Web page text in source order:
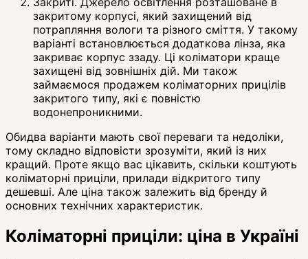
закритому корпусі, який захищений від
потрапляння вологи та різного сміття. У такому
варіанті встановлюється додаткова лінза, яка
закриває корпус ззаду. Ці коліматори краще
захищені від зовнішніх дій. Ми також
займаємося продажем коліматорних прицілів
закритого типу, які є повністю
водонепроникними.
Обидва варіанти мають свої переваги та недоліки,
тому складно відповісти зрозуміти, який із них
кращий. Проте якщо вас цікавить, скільки коштують
коліматорні приціли, прилади відкритого типу
дешевші. Але ціна також залежить від бренду й
основних технічних характеристик.
Коліматорні приціли: ціна в Україні